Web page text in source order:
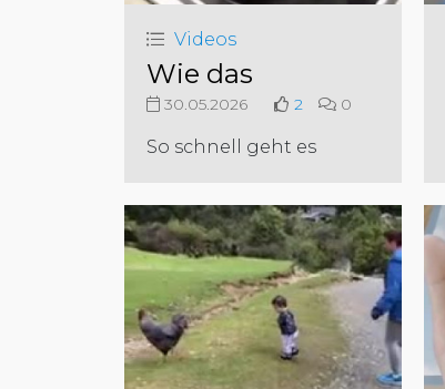
Videos
Wie das
30.05.2026 2 0
So schnell geht es